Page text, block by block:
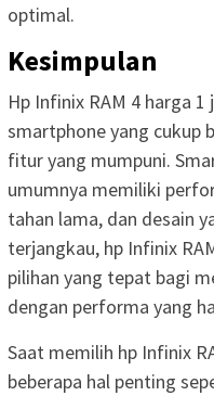
optimal.
Kesimpulan
Hp Infinix RAM 4 harga
smartphone yang cukup
fitur yang mumpuni.
umumnya memiliki
tahan lama, dan desain
terjangkau, hp Infinix
pilihan yang tepat bagi
dengan performa yang
Saat memilih hp Infinix
beberapa hal penting